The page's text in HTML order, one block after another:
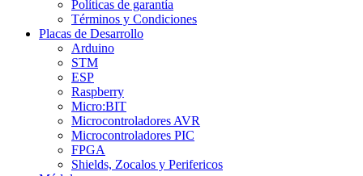
Políticas de garantía
Términos y Condiciones
Placas de Desarrollo
Arduino
STM
ESP
Raspberry
Micro:BIT
Microcontroladores AVR
Microcontroladores PIC
FPGA
Shields, Zocalos y Perifericos